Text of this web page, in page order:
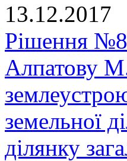
13.12.2017
Рішення
Алпатову
земельної
ділянку